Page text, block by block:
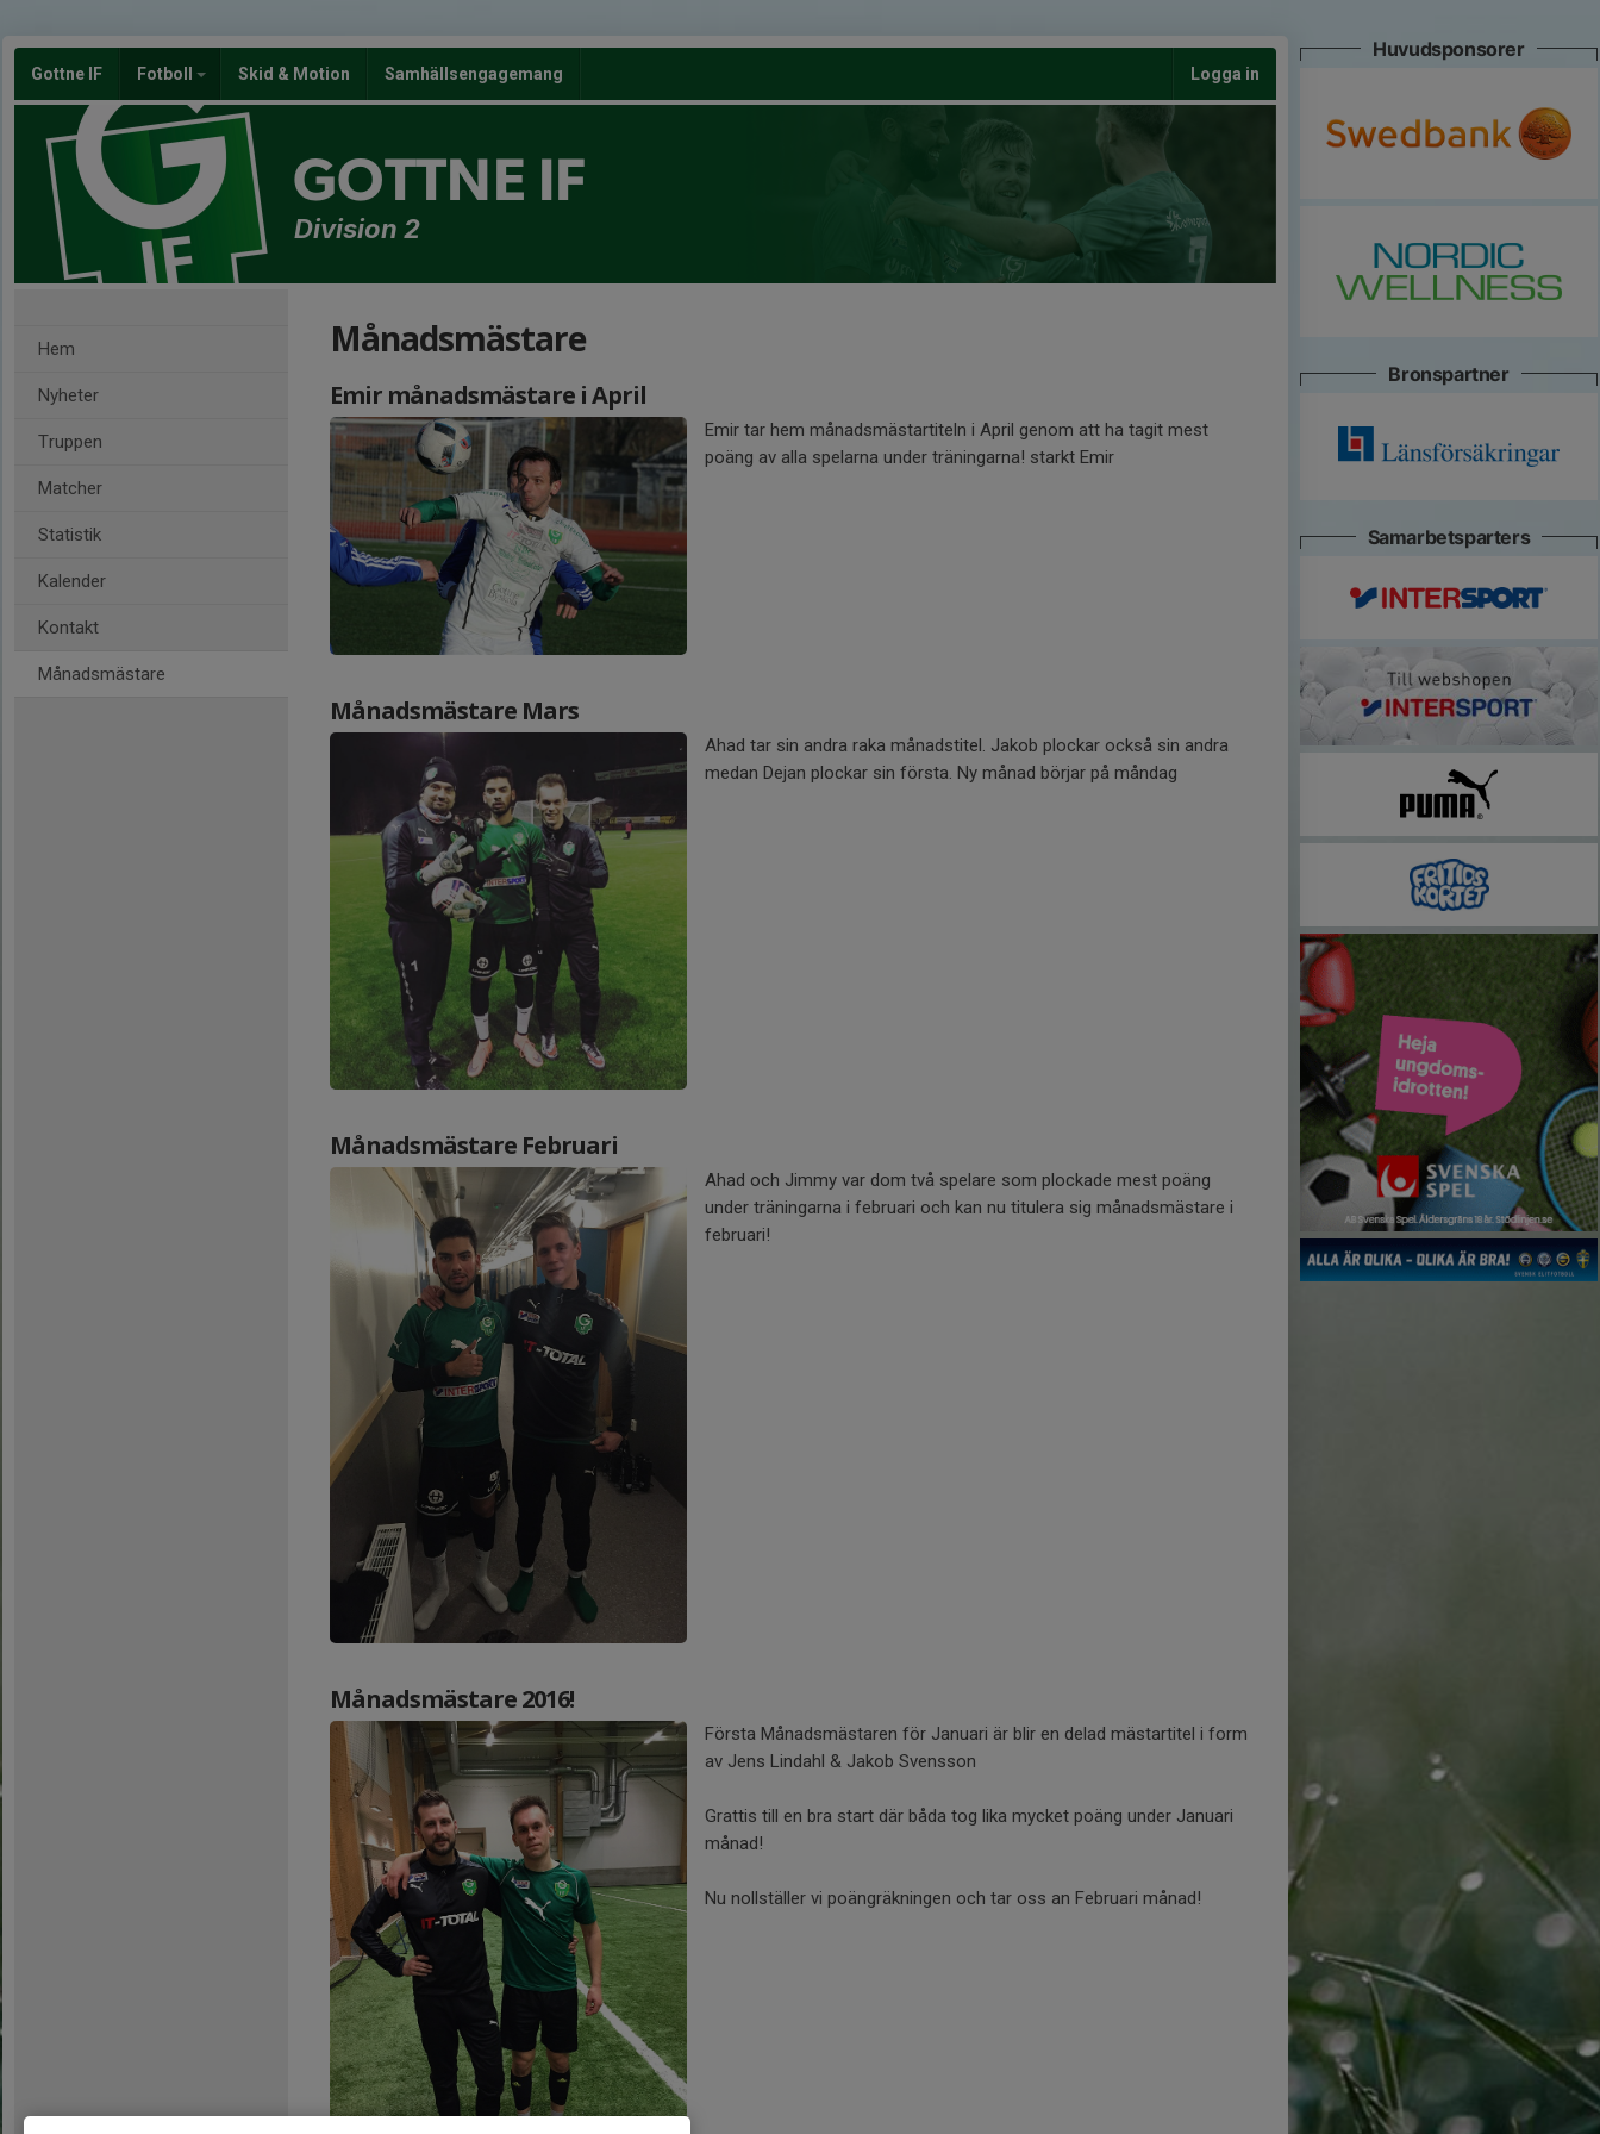
Gottne IF Fotboll Skid & Motion Samhällsengagemang Logga in
GOTTNE IF
Division 2
Hem
Nyheter
Truppen
Matcher
Statistik
Kalender
Kontakt
Månadsmästare
Månadsmästare
Emir månadsmästare i April
Emir tar hem månadsmästartiteln i April genom att ha tagit mest
poäng av alla spelarna under träningarna! starkt Emir
Månadsmästare Mars
Ahad tar sin andra raka månadstitel. Jakob plockar också sin andra
medan Dejan plockar sin första. Ny månad börjar på måndag
Månadsmästare Februari
Ahad och Jimmy var dom två spelare som plockade mest poäng
under träningarna i februari och kan nu titulera sig månadsmästare i
februari!
Månadsmästare 2016!
Första Månadsmästaren för Januari är blir en delad mästartitel i form
av Jens Lindahl & Jakob Svensson
Grattis till en bra start där båda tog lika mycket poäng under Januari
månad!
Nu nollställer vi poängräkningen och tar oss an Februari månad!
Huvudsponsorer
Bronspartner
Samarbetsparters